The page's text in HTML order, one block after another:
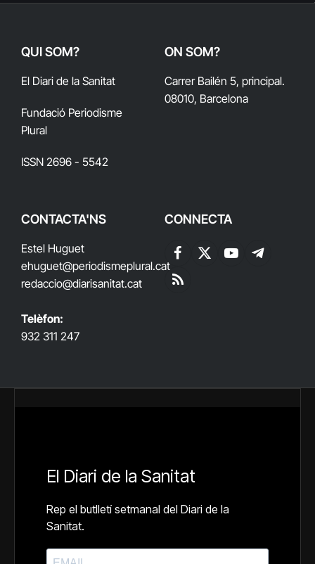
QUI SOM?
El Diari de la Sanitat
Fundació Periodisme
Plural
ISSN 2696 - 5542
ON SOM?
Carrer Bailén 5, principal.
08010, Barcelona
CONTACTA'NS
Estel Huguet
ehuguet@periodismeplural.cat
redaccio@diarisanitat.cat
Telèfon:
932 311 247
CONNECTA
Facebook
X
YouTubeTelegram
RSS